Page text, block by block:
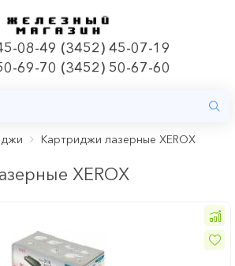
08-49 (3452) 45-07-19
69-70 (3452) 50-67-60
Картриджи лазерные XEROX
XEROX